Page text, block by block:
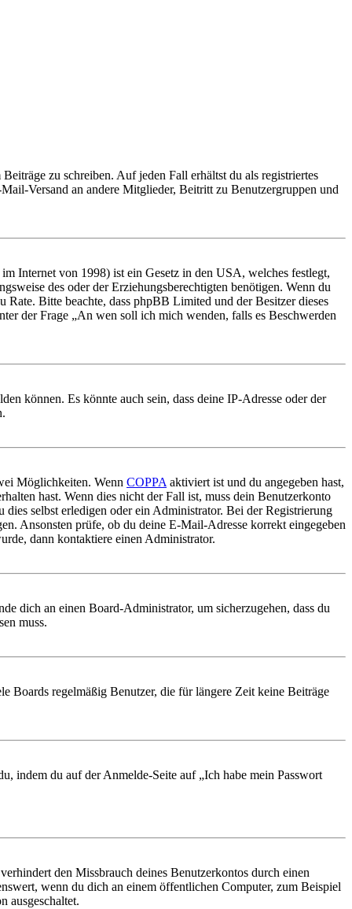
zu schreiben. Auf jeden Fall erhältst du als registriertes
Versand an andere Mitglieder, Beitritt zu Benutzergruppen und
Internet von 1998) ist ein Gesetz in den USA, welches festlegt,
des oder der Erziehungsberechtigten benötigen. Wenn du
Bitte beachte, dass phpBB Limited und der Besitzer dieses
der Frage „An wen soll ich mich wenden, falls es Beschwerden
können. Es könnte auch sein, dass deine IP-Adresse oder der
Möglichkeiten. Wenn COPPA aktiviert ist und du angegeben hast,
hast. Wenn dies nicht der Fall ist, muss dein Benutzerkonto
selbst erledigen oder ein Administrator. Bei der Registrierung
Ansonsten prüfe, ob du deine E-Mail-Adresse korrekt eingegeben
dann kontaktiere einen Administrator.
dich an einen Board-Administrator, um sicherzugehen, dass du
muss.
Boards regelmäßig Benutzer, die für längere Zeit keine Beiträge
indem du auf der Anmelde-Seite auf „Ich habe mein Passwort
den Missbrauch deines Benutzerkontos durch einen
wenn du dich an einem öffentlichen Computer, zum Beispiel
ausgeschaltet.